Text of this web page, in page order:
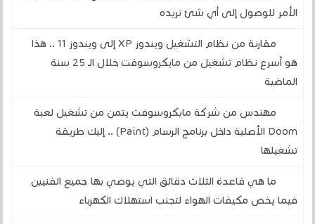
الأمر للوصول إلى أي شئ تريده
مقارنة من نظام التشغيل ويندوز XP إلى ويندوز 11 .. هذا
هو أسرع نظام تشغيل من مايكروسوفت خلال الـ 25 سنة
الماضية
مهندس من شركة مايكروسوفت يتمن من تشغيل لعبة
Doom الأصلية داخل برنامج الرسام (Paint) .. إليك طريقة
تشغيلها
ما هي قاعدة الثلاث دقائق التي يوصي بها جميع الفنيين
فيما يخص مكيفات الهواء لتجنب استهلاك الكهرباء